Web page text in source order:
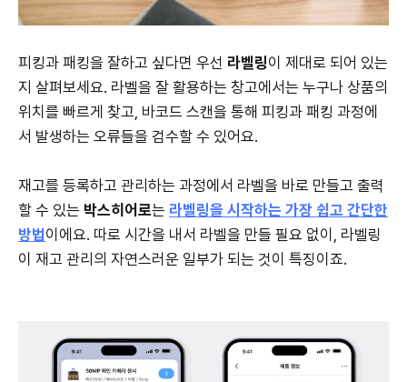
피킹과 패킹을 잘하고 싶다면 우선 라벨링이 제대로 되어 있는
지 살펴보세요. 라벨을 잘 활용하는 창고에서는 누구나 상품의
위치를 빠르게 찾고, 바코드 스캔을 통해 피킹과 패킹 과정에
서 발생하는 오류들을 검수할 수 있어요.
재고를 등록하고 관리하는 과정에서 라벨을 바로 만들고 출력
할 수 있는 박스히어로는 라벨링을 시작하는 가장 쉽고 간단한
방법이에요. 따로 시간을 내서 라벨을 만들 필요 없이, 라벨링
이 재고 관리의 자연스러운 일부가 되는 것이 특징이죠.